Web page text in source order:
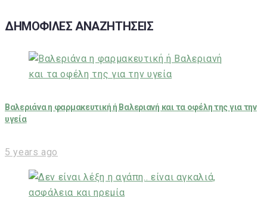
ΔΗΜΟΦΙΛΕΣ ΑΝΑΖΗΤΗΣΕΙΣ
Βαλεριάνα η φαρμακευτική ή Βαλεριανή και τα οφέλη της για την
υγεία
5 years ago